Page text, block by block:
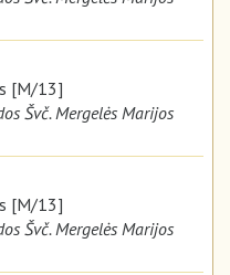
[M/13]
Švč. Mergelės Marijos
[M/13]
Švč. Mergelės Marijos